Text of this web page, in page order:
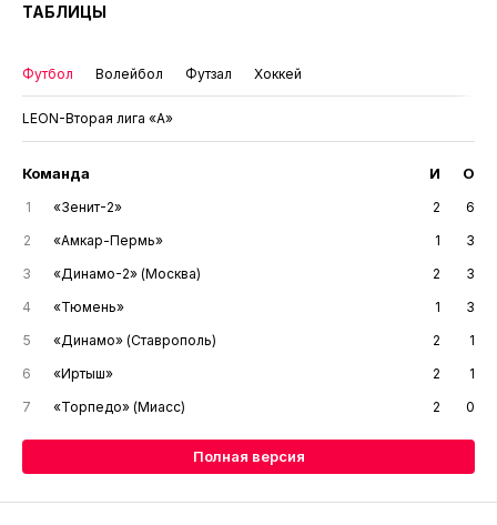
ТАБЛИЦЫ
Футбол Волейбол Футзал Хоккей
LEON-Вторая лига «А»
Команда И О
1 «Зенит-2» 2
6
2
«Амкар-Пермь» 1
3
3
«Динамо-2» (Москва) 2
3
4
«Тюмень» 1
3
5
«Динамо» (Ставрополь) 2
1
6
«Иртыш» 2
1
7
«Торпедо» (Миасс) 2 0
Полная версия